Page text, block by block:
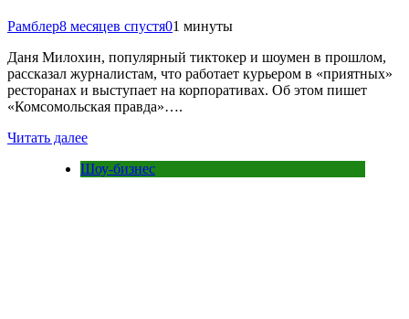
Рамблер8 месяцев спустя01 минуты
Даня Милохин, популярный тиктокер и шоумен в прошлом,
рассказал журналистам, что работает курьером в «приятных»
ресторанах и выступает на корпоративах. Об этом пишет
«Комсомольская правда»….
Читать далее
Шоу-бизнес